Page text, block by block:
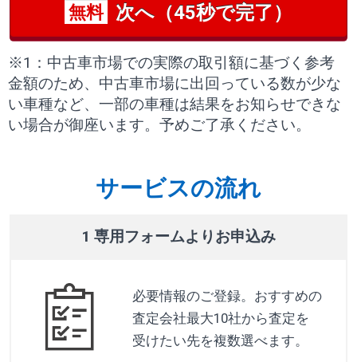
無料 次へ（45秒で完了）
※1：中古車市場での実際の取引額に基づく参考
金額のため、中古車市場に出回っている数が少な
い車種など、一部の車種は結果をお知らせできな
い場合が御座います。予めご了承ください。
サービスの流れ
1 専用フォームよりお申込み
必要情報のご登録。おすすめの
査定会社最大10社から査定を
受けたい先を複数選べます。